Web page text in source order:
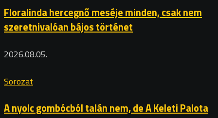
Floralinda hercegnő meséje minden, csak nem
szeretnivalóan bájos történet
2026.08.05.
Sorozat
A nyolc gombócból talán nem, de A Keleti Palota